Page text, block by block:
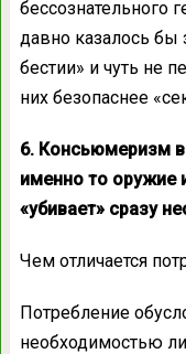
бессознательного
давно казалось бы
бестии» и чуть не
них безопаснее
6. Консьюмеризм в
именно то оружие
«убивает» сразу
Чем отличается
Потребление
необходимостью